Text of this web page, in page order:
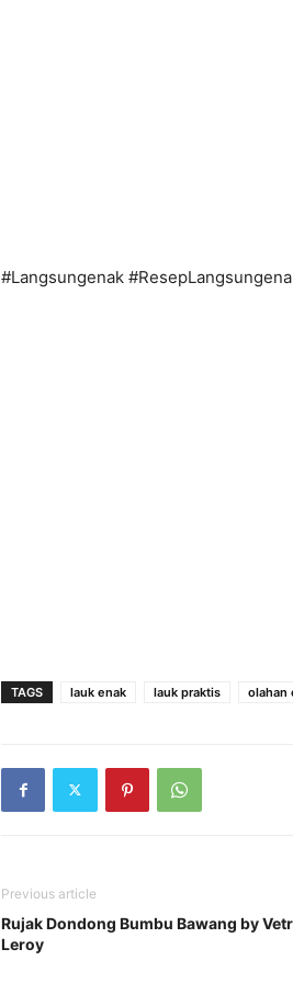
#Langsungenak
TAGS lauk enak lauk praktis olahan
Previous article
Rujak Dondong Bumbu Bawang by
Leroy